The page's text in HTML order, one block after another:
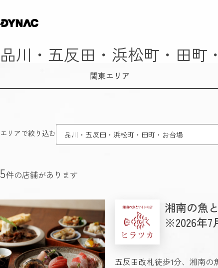
品川・五反田・浜松町・田町
関東エリア
エリアで絞り込む 品川・五反田・浜松町・田町・お台場
5件の店舗があります
湘南の魚
※2026年7
五反田改札徒歩1分、湘南